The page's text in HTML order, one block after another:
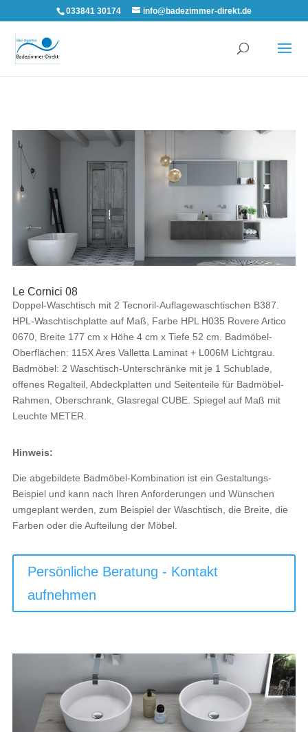
033841 30174 info@badezimmer-direkt.de
Le Cornici 08
Doppel-Waschtisch mit 2 Tecnoril-Auflagewaschtischen B387.
HPL-Waschtischplatte auf Maß, Farbe HPL H035 Rovere Artico
0670, Breite 177 cm x Höhe 4 cm x Tiefe 52 cm. Badmöbel-
Oberflächen: 115X Ares Valletta Laminat + L006M Lichtgrau.
Badmöbel: 2 Waschtisch-Unterschränke mit je 1 Schublade,
offenes Regalteil, Abdeckplatten und Seitenteile für Badmöbel-
Rahmen, Oberschrank, Glasregal CUBE. Spiegel auf Maß mit
Leuchte METER.
Hinweis:
Die abgebildete Badmöbel-Kombination ist ein Gestaltungs-
Beispiel und kann nach Ihren Anforderungen und Wünschen
umgeplant werden, zum Beispiel der Waschtisch, die Breite, die
Farben oder die Aufteilung der Möbel.
Persönliche Beratung - Kontakt
aufnehmen